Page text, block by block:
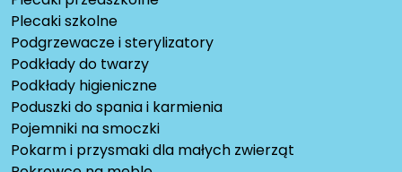
Plecaki szkolne
Podgrzewacze i sterylizatory
Podkłady do twarzy
Podkłady higieniczne
Poduszki do spania i karmienia
Pojemniki na smoczki
Pokarm i przysmaki dla małych zwierząt